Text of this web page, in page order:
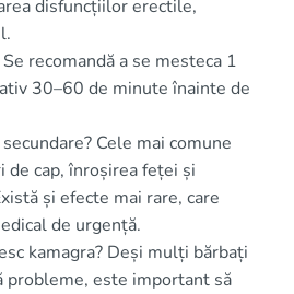
disfuncțiilor erectile,
recomandă a se mesteca 1
30–60 de minute înainte de
Cele mai comune
de cap, înroșirea feței și
și efecte mai rare, care
de urgență.
kamagra? Deși mulți bărbați
probleme, este important să